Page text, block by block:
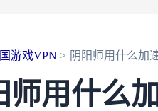
游戏VPN 阴阳师用什么加
师用什么